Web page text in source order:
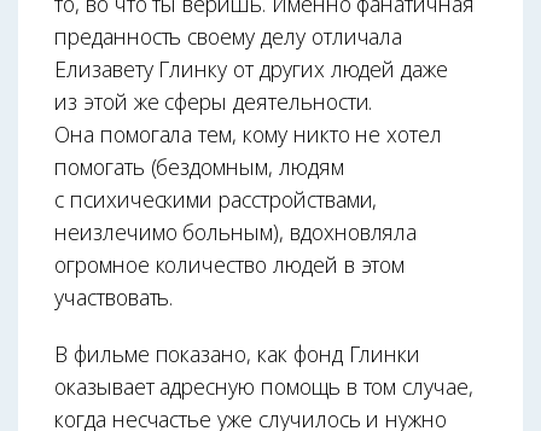
преданность своему делу отличала
Елизавету Глинку от других людей даже
из этой же сферы деятельности.
Она помогала тем, кому никто не хотел
помогать (бездомным, людям
с психическими расстройствами,
неизлечимо больным), вдохновляла
огромное количество людей в этом
участвовать.
В фильме показано, как фонд Глинки
оказывает адресную помощь в том случае,
когда несчастье уже случилось и нужно